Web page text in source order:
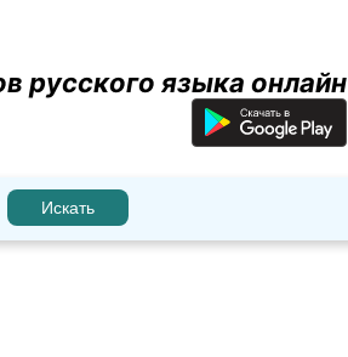
русского языка онлайн